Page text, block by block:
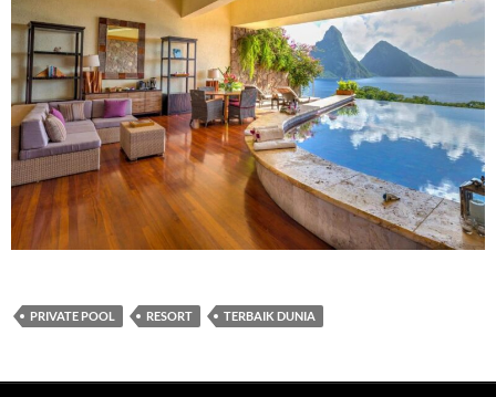
PRIVATE POOL RESORT TERBAIK DUNIA